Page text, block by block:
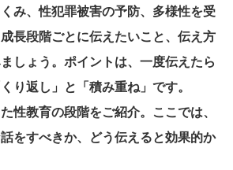
み、性犯罪被害の予防、多様性を受
長段階ごとに伝えたいこと、伝え方
しょう。ポイントは、一度伝えたら
り返し」と「積み重ね」です。
性教育の段階をご紹介。ここでは、
話をすべきか、どう伝えると効果的か